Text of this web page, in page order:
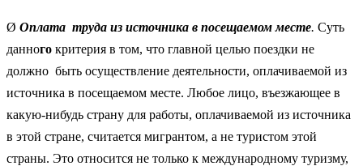
Ø Оплата труда из источника в посещаемом месте. Суть
данного критерия в том, что главной целью поездки не
должно быть осуществление деятельности, оплачиваемой из
источника в посещаемом месте. Любое лицо, въезжающее в
какую-нибудь страну для работы, оплачиваемой из источника
в этой стране, считается мигрантом, а не туристом этой
страны. Это относится не только к международному туризму,